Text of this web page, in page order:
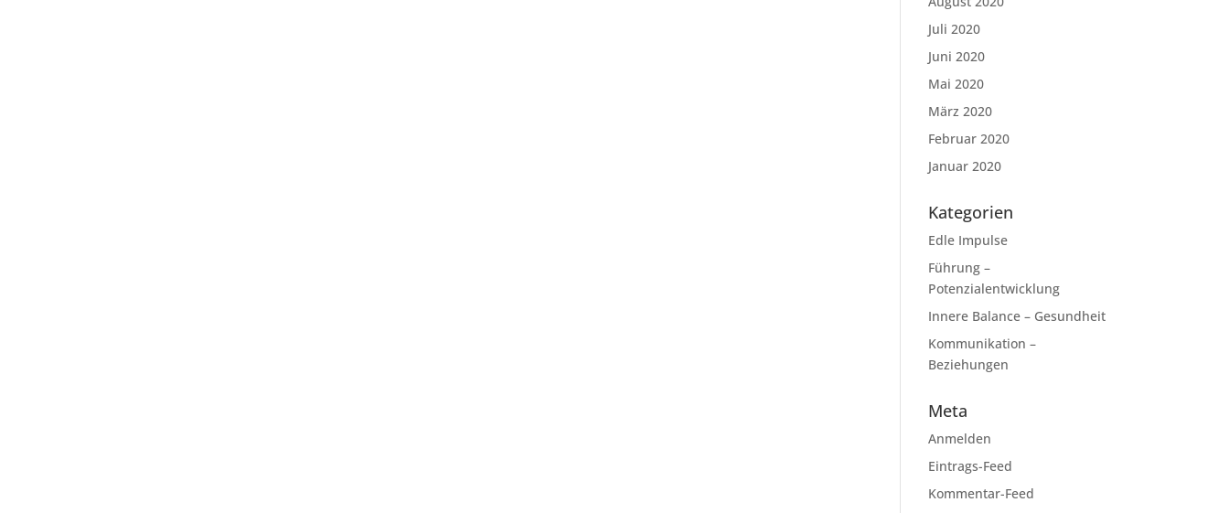
Juli 2020
Juni 2020
Mai 2020
März 2020
Februar 2020
Januar 2020
Kategorien
Edle Impulse
Führung –
Potenzialentwicklung
Innere Balance – Gesundheit
Kommunikation –
Beziehungen
Meta
Anmelden
Eintrags-Feed
Kommentar-Feed